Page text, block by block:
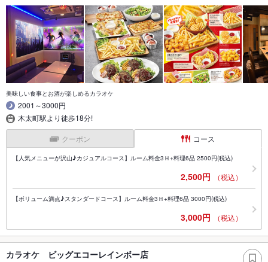
美味しい食事とお酒が楽しめるカラオケ
2001～3000円
木太町駅より徒歩18分!
クーポン コース
【人気メニューが沢山♪カジュアルコース】ルーム料金3Ｈ+料理6品 2500円(税込)
2,500円 （税込）
【ボリューム満点♪スタンダードコース】ルーム料金3Ｈ+料理6品 3000円(税込)
3,000円 （税込）
カラオケ ビッグエコーレインボー店